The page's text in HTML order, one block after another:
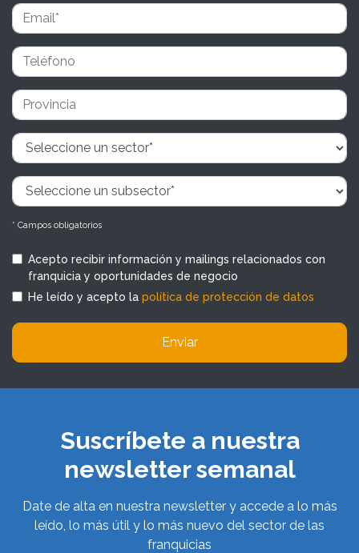
* Campos obligatorios
Acepto recibir información y mailings relacionados con
franquicia y oportunidades de negocio
He leído y acepto la política de protección de datos
Enviar
Suscríbete a nuestra
newsletter semanal
Date de alta en nuestra newsletter y accede a lo más
leído, lo más útil y lo más nuevo del sector de las
franquicias